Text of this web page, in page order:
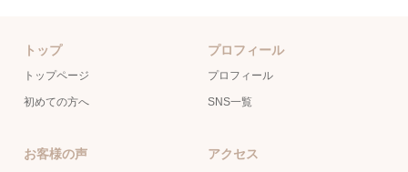
トップ
トップページ
初めての方へ
プロフィール
プロフィール
SNS一覧
お客様の声 アクセス